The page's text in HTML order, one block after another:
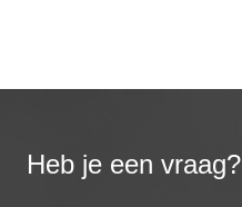
Heb je een vraag?